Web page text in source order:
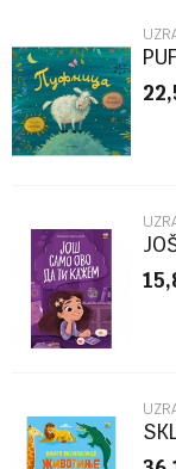
Poruka
POŠALJI